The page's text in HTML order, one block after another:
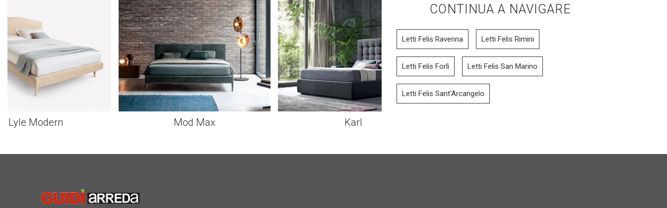
Lyle Modern Mod Max Karl
CONTINUA A NAVIGARE
Letti Felis Ravenna Letti Felis Rimini
Letti Felis Forlì Letti Felis San Marino
Letti Felis Sant'Arcangelo